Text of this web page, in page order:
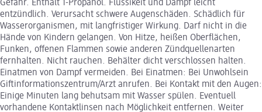
Gefahr. Enthält 1-Propanol. Flüssikeit und Dampf leicht
entzündlich. Verursacht schwere Augenschäden. Schädlich für
Wasserorganismen, mit langfristiger Wirkung. Darf nicht in die
Hände von Kindern gelangen. Von Hitze, heißen Oberflächen,
Funken, offenen Flammen sowie anderen Zündquellenarten
fernhalten. Nicht rauchen. Behälter dicht verschlossen halten.
Einatmen von Dampf vermeiden. Bei Einatmen: Bei Unwohlsein
Giftinformationszentrum/Arzt anrufen. Bei Kontakt mit den Augen:
Einige Minuten lang behutsam mit Wasser spülen. Eventuell
vorhandene Kontaktlinsen nach Möglichkeit entfernen. Weiter